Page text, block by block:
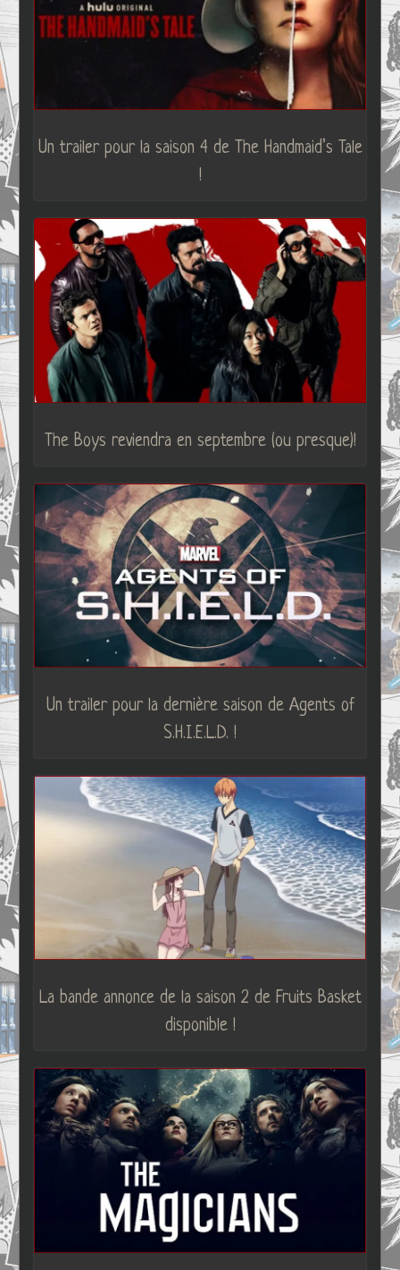
Un trailer pour la saison 4 de The Handmaid’s Tale
!
The Boys reviendra en septembre (ou presque)!
Un trailer pour la dernière saison de Agents of
S.H.I.E.L.D. !
La bande annonce de la saison 2 de Fruits Basket
disponible !